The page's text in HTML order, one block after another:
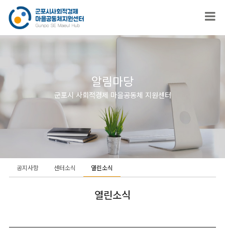
알림마당
군포시 사회적경제 마을공동체 지원센터
공지사항 센터소식 열린소식
열린소식